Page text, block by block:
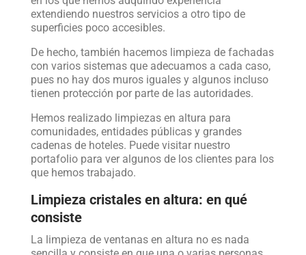
extendiendo nuestros servicios a otro tipo de
superficies poco accesibles.
De hecho, también hacemos limpieza de fachadas
con varios sistemas que adecuamos a cada caso,
pues no hay dos muros iguales y algunos incluso
tienen protección por parte de las autoridades.
Hemos realizado limpiezas en altura para
comunidades, entidades públicas y grandes
cadenas de hoteles. Puede visitar nuestro
portafolio para ver algunos de los clientes para los
que hemos trabajado.
Limpieza cristales en altura: en qué
consiste
La limpieza de ventanas en altura no es nada